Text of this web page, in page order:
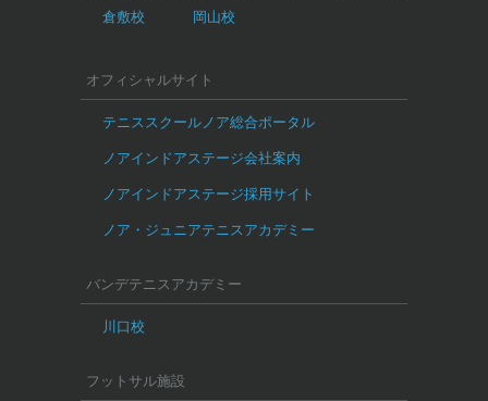
倉敷校 岡山校
オフィシャルサイト
テニススクールノア総合ポータル
ノアインドアステージ会社案内
ノアインドアステージ採用サイト
ノア・ジュニアテニスアカデミー
バンデテニスアカデミー
川口校
フットサル施設